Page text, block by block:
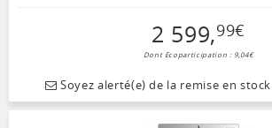
2 599,99€
Dont Ecoparticipation : 9,04€
Soyez alerté(e) de la remise en